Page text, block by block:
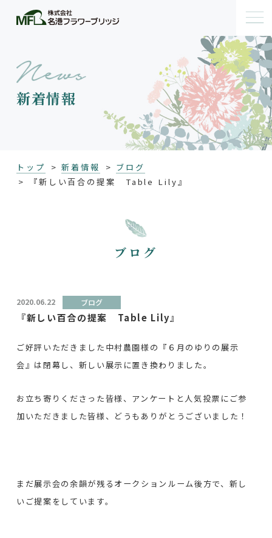
新着情報
トップ 新着情報
ブログ
『新しい百合の提案 Table Lily』
ブログ
2020.06.22 ブログ
『新しい百合の提案 Table Lily』
ご好評いただきました中村農園様の『６月のゆりの展示
会』は閉幕し、新しい展示に置き換わりました。
お立ち寄りくださった皆様、アンケートと人気投票にご参
加いただきました皆様、どうもありがとうございました！
まだ展示会の余韻が残るオークションルーム後方で、新し
いご提案をしています。